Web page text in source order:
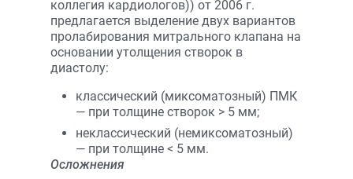
коллегия кардиологов)) от 2006 г.
предлагается выделение двух вариантов
пролабирования митрального клапана на
основании утолщения створок в
диастолу:
классический (миксоматозный) ПМК
— при толщине створок > 5 мм;
неклассический (немиксоматозный)
— при толщине < 5 мм.
Осложнения